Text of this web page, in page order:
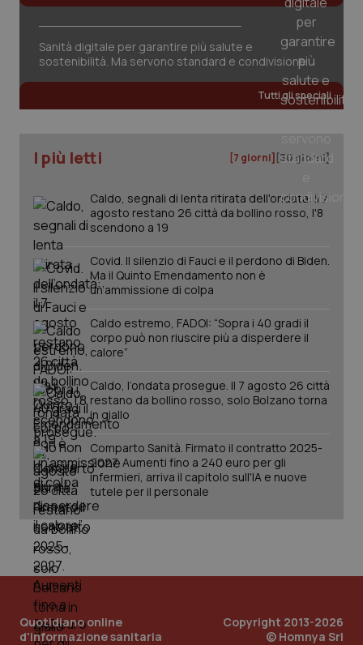
Sanità digitale per garantire più salute e
sostenibilità. Ma servono standard e condivisione
Tutti gli speciali
I più letti [7 giorni] [30 giorni]
Caldo, segnali di lenta ritirata dell'ondata: il 7
agosto restano 26 città da bollino rosso, l'8
scendono a 19
Covid. Il silenzio di Fauci e il perdono di Biden.
Ma il Quinto Emendamento non è
un’ammissione di colpa
Caldo estremo, FADOI: “Sopra i 40 gradi il
corpo può non riuscire più a disperdere il
calore”
Caldo, l’ondata prosegue. Il 7 agosto 26 città
restano da bollino rosso, solo Bolzano torna
in giallo
Comparto Sanità. Firmato il contratto 2025-
2027. Aumenti fino a 240 euro per gli
infermieri, arriva il capitolo sull'IA e nuove
tutele per il personale
Quotidiano online
d'informazione sanitaria
Copyright 2013-2026
© Homnya Srl
tracking-sites-ironfish-
tracking-enable
www.quotidianosanita.it
session-id